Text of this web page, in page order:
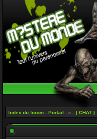
Index du forum - Portail - » - { CHAT }